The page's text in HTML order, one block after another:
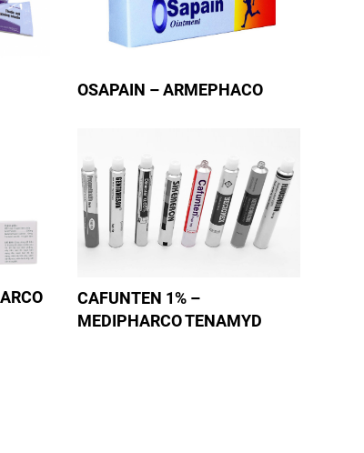
OSAPAIN – ARMEPHACO
CAFUNTEN 1% –
MEDIPHARCO TENAMYD